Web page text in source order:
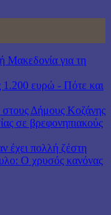
Μακεδονία για τη
ευρώ - Πότε και
Δήμους Κοζάνης
σε βρεφονηπιακούς
έχει πολλή ζέστη
Ο χρυσός κανόνας